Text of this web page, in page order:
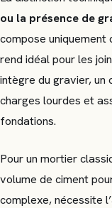
ou la présence de
compose uniquement
rend idéal pour les
intègre du gravier, un
charges lourdes et
fondations.
Pour un mortier
volume de ciment
complexe, nécessite